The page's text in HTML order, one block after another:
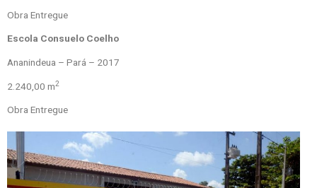
Obra Entregue
Escola Consuelo Coelho
Ananindeua – Pará – 2017
2.240,00 m2
Obra Entregue